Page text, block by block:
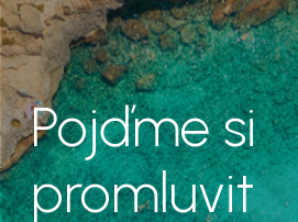
Pojďme si
promluvit